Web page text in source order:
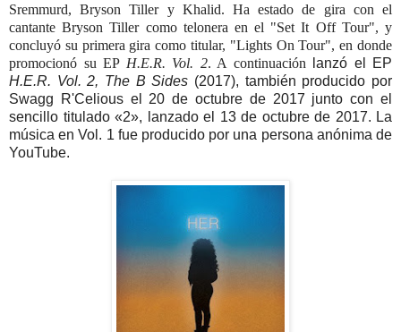
Sremmurd, Bryson Tiller y Khalid. Ha estado de gira con el
cantante Bryson Tiller como telonera en el "Set It Off Tour", y
concluyó su primera gira como titular, "Lights On Tour", en donde
promocionó su EP H.E.R. Vol. 2. A continuación
lanzó el EP
H.E.R. Vol. 2, The B Sides (2017), también producido por
Swagg R'Celious el 20 de octubre de 2017 junto con el
sencillo titulado «2», lanzado el 13 de octubre de 2017. La
música en Vol. 1 fue producido por una persona anónima de
YouTube.